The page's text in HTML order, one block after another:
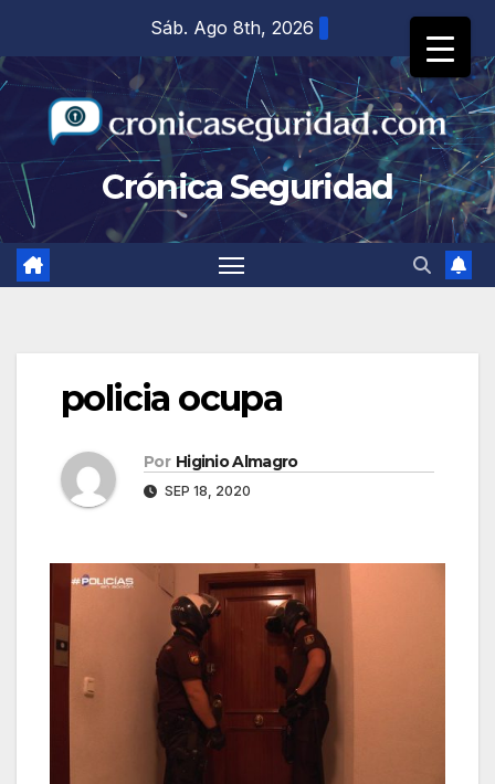
contenido
Sáb. Ago 8th, 2026
Crónica Seguridad
policia ocupa
Por Higinio Almagro
SEP 18, 2020